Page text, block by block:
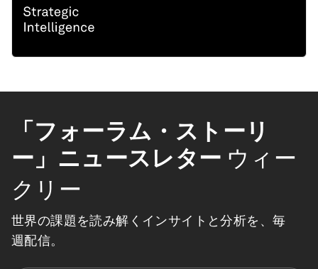
「フォーラム・ストーリ
ー」ニュースレター ウィー
クリー
世界の課題を読み解くインサイトと分析を、毎
週配信。